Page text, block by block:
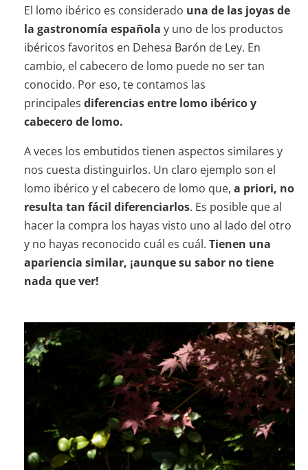
El lomo ibérico es considerado una de las joyas de
la gastronomía española y uno de los productos
ibéricos favoritos en Dehesa Barón de Ley. En
cambio, el cabecero de lomo puede no ser tan
conocido. Por eso, te contamos las
principales diferencias entre lomo ibérico y
cabecero de lomo.
A veces los embutidos tienen aspectos similares y
nos cuesta distinguirlos. Un claro ejemplo son el
lomo ibérico y el cabecero de lomo que, a priori, no
resulta tan fácil diferenciarlos. Es posible que al
hacer la compra los hayas visto uno al lado del otro
y no hayas reconocido cuál es cuál. Tienen una
apariencia similar, ¡aunque su sabor no tiene
nada que ver!